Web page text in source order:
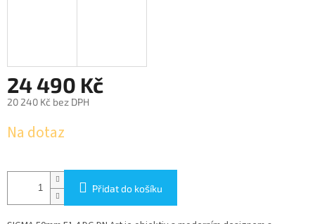
24 490 Kč
20 240 Kč bez DPH
cena:
Na dotaz
Přidat do košíku